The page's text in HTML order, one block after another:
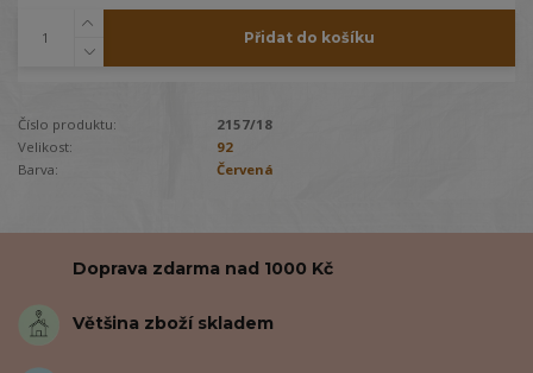
Přidat do košíku
Číslo produktu:
2157/18
Velikost:
92
Barva:
Červená
Doprava zdarma nad 1000 Kč
Většina zboží skladem